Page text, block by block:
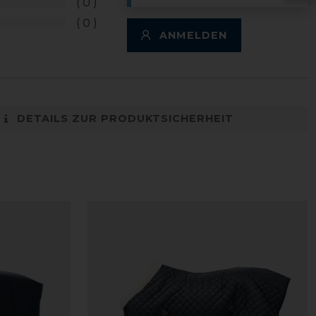
0
ANMELDEN
DETAILS ZUR PRODUKTSICHERHEIT